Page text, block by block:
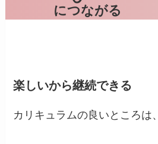
につながる
楽しいから継続できる
カリキュラムの良いところは、